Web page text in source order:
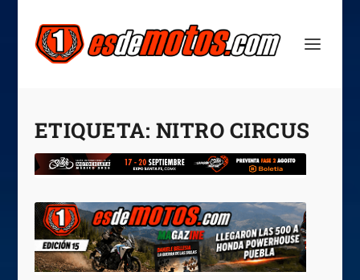
ETIQUETA: NITRO CIRCUS